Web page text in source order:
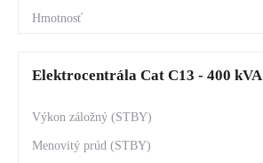
Elektrocentrála Cat C13 - 400 kVA